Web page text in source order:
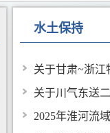
水土保持
关于甘肃~浙
关于川气东送
2025年淮河流